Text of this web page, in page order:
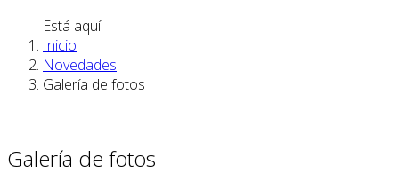
Está aquí:
Inicio
Novedades
Galería de fotos
Galería de fotos